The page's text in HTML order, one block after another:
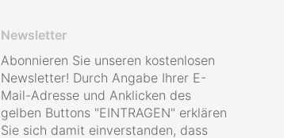
Newsletter
Abonnieren Sie unseren kostenlosen
Newsletter! Durch Angabe Ihrer E-
Mail-Adresse und Anklicken des
gelben Buttons "EINTRAGEN" erklären
Sie sich damit einverstanden, dass